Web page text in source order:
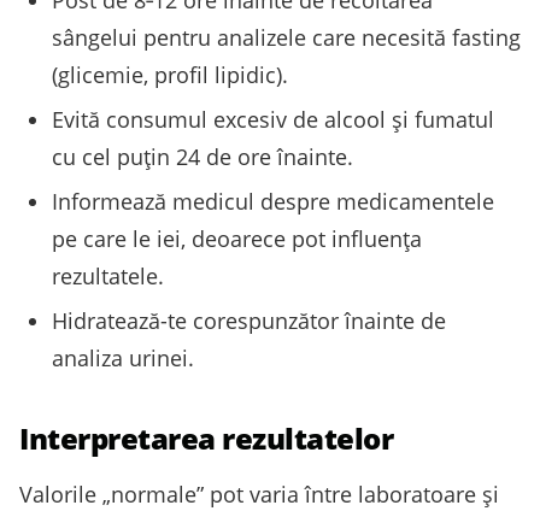
sângelui pentru analizele care necesită fasting
(glicemie, profil lipidic).
Evită consumul excesiv de alcool și fumatul
cu cel puțin 24 de ore înainte.
Informează medicul despre medicamentele
pe care le iei, deoarece pot influența
rezultatele.
Hidratează-te corespunzător înainte de
analiza urinei.
Interpretarea rezultatelor
Valorile „normale” pot varia între laboratoare și